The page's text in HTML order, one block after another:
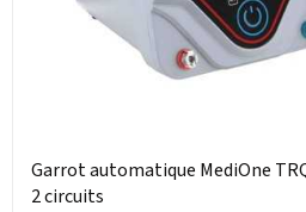
Garrot automatique MediOne
2 circuits